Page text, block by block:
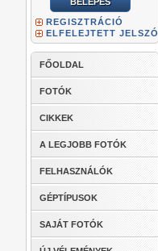
REGISZTRÁCIÓ
ELFELEJTETT JELSZÓ
FŐOLDAL
FOTÓK
CIKKEK
A LEGJOBB FOTÓK
FELHASZNÁLÓK
GÉPTÍPUSOK
SAJÁT FOTÓK